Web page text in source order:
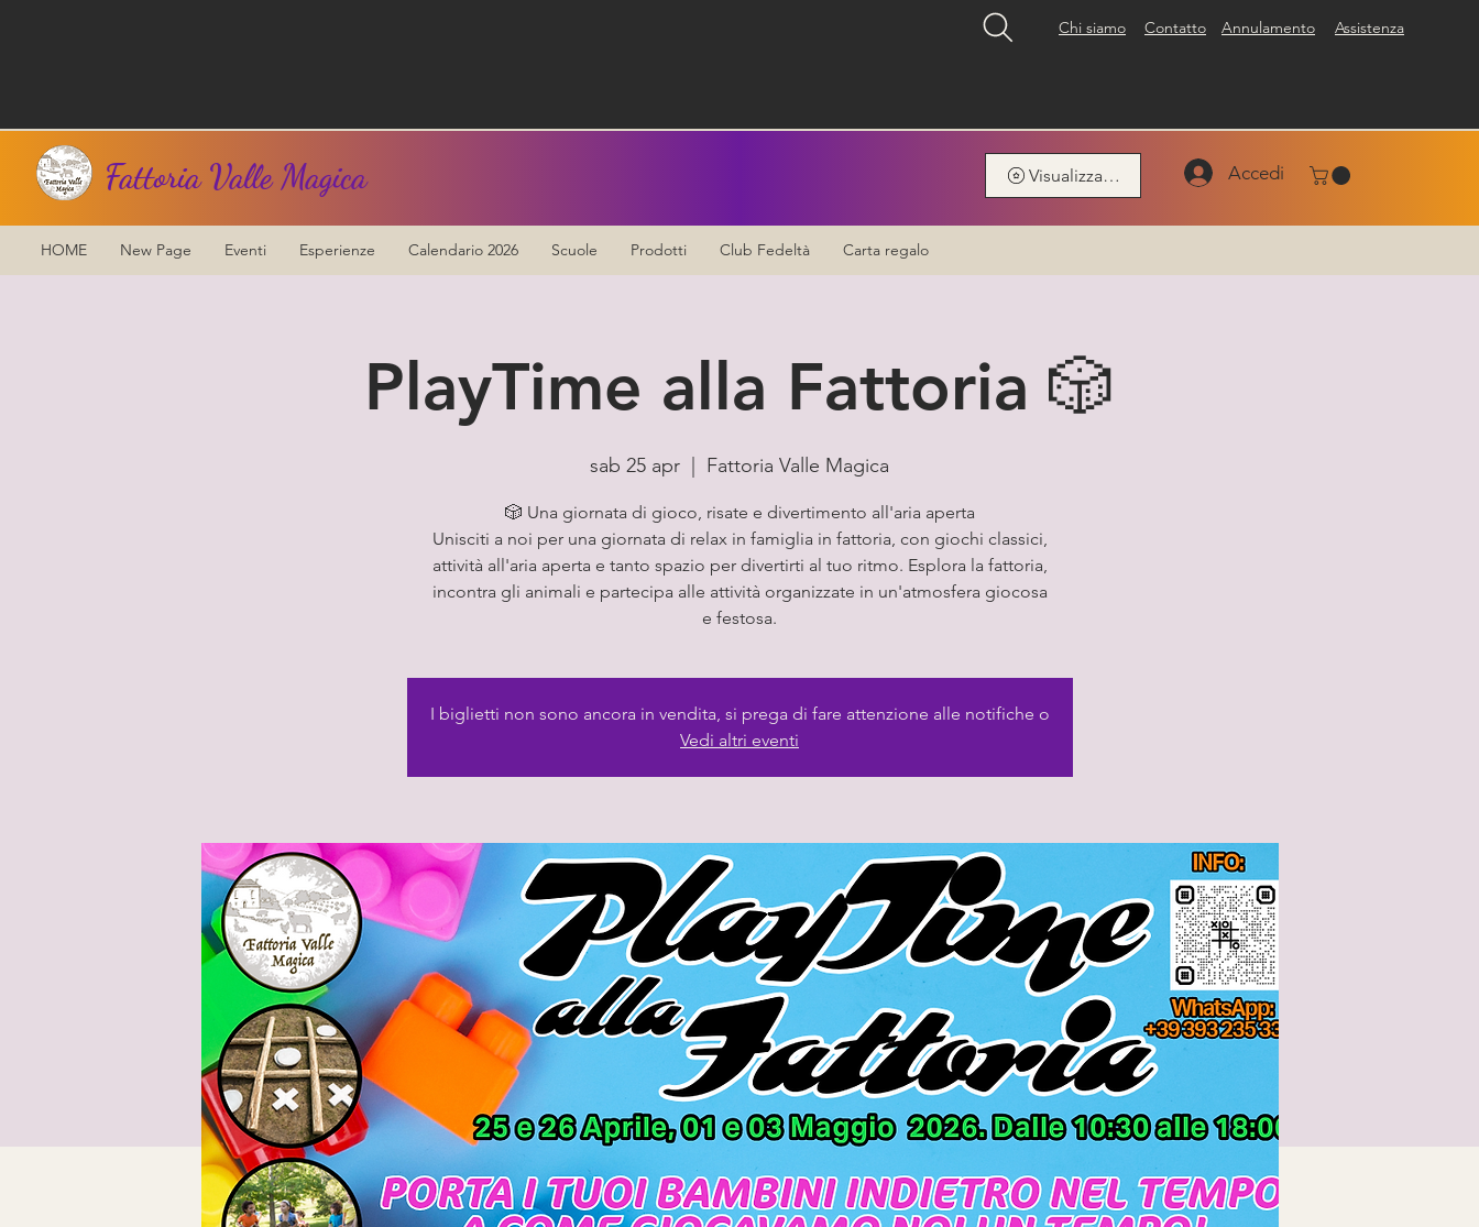
Chi siamo Contatto Annulamento Assistenza
Fattoria Valle Magica Visualizza punti Accedi
HOME New Page Eventi Esperienze Calendario 2026 Scuole Prodotti Club Fedeltà Carta regalo
PlayTime alla Fattoria 🎲
sab 25 apr Fattoria Valle Magica
🎲 Una giornata di gioco, risate e divertimento all'aria aperta
Unisciti a noi per una giornata di relax in famiglia in fattoria, con giochi classici,
attività all'aria aperta e tanto spazio per divertirti al tuo ritmo. Esplora la fattoria,
incontra gli animali e partecipa alle attività organizzate in un'atmosfera giocosa
e festosa.
I biglietti non sono ancora in vendita, si prega di fare attenzione alle notifiche o
Vedi altri eventi